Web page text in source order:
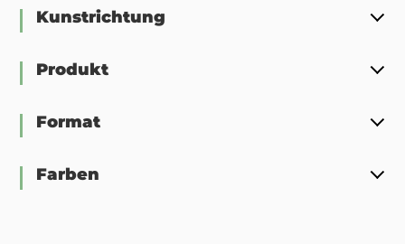
Kunstrichtung
Produkt
Format
Farben